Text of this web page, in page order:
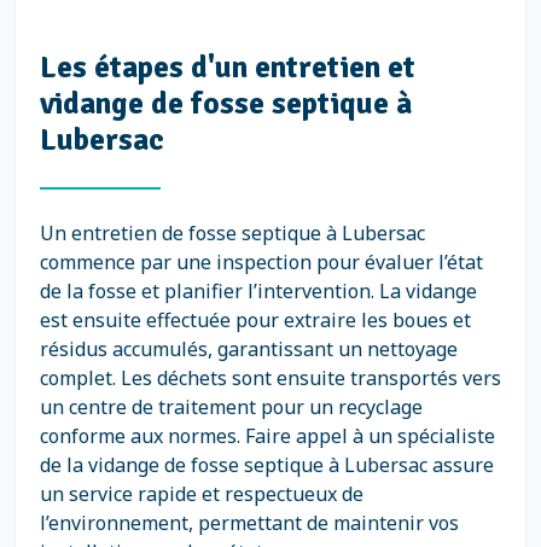
Les étapes d'un entretien et
vidange de fosse septique à
Lubersac
Un entretien de fosse septique à Lubersac
commence par une inspection pour évaluer l’état
de la fosse et planifier l’intervention. La vidange
est ensuite effectuée pour extraire les boues et
résidus accumulés, garantissant un nettoyage
complet. Les déchets sont ensuite transportés vers
un centre de traitement pour un recyclage
conforme aux normes. Faire appel à un spécialiste
de la vidange de fosse septique à Lubersac assure
un service rapide et respectueux de
l’environnement, permettant de maintenir vos